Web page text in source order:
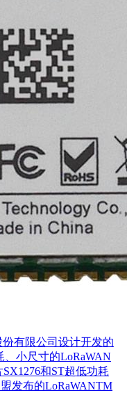
有限公司设计开发的
小尺寸的LoRaWAN
和ST超低功耗
发布的LoRaWANTM